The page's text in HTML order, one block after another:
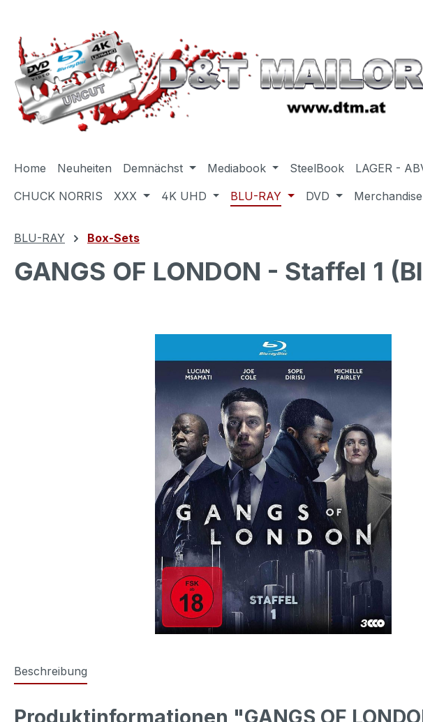
Home Neuheiten Demnächst Mediabook SteelBook LAGER -
CHUCK NORRIS
XXX 4K UHD BLU-RAY DVD Merchandise
BLU-RAY Box-Sets
GANGS OF LONDON - Staffel 1
Beschreibung
Produktinformationen "GANGS OF